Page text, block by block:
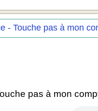
- Touche pas à mon
pas à mon